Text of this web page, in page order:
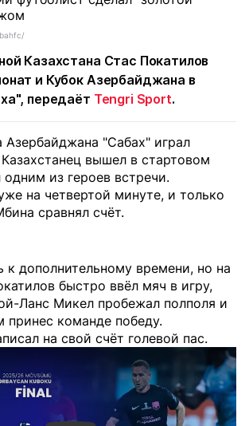
Казахстана Стас Покатилов
и Кубок Азербайджана в
передаёт Tengri Sport.
Азербайджана "Сабах" играл
вышел в стартовом
одним из героев встречи.
на четвертой минуте, и только
сравнял счёт.
к дополнительному времени, но на
быстро ввёл мяч в игру,
Ланс Микел пробежал полполя и
принес команде победу.
на свой счёт голевой пас.